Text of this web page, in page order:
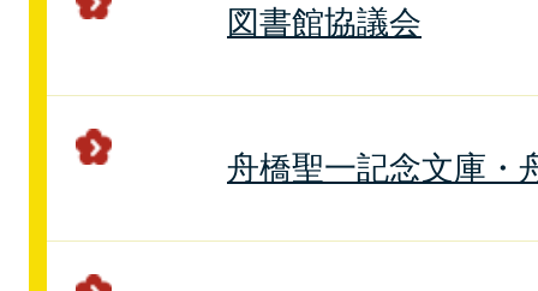
図書館協議会
舟橋聖一記念文庫・